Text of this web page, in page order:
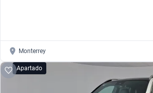
Monterrey
Apartado